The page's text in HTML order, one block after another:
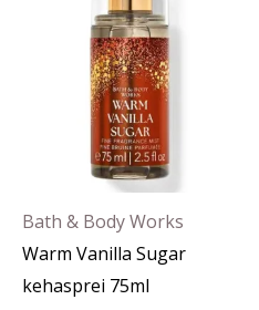
Bath & Body Works
Warm Vanilla Sugar
kehasprei 75ml